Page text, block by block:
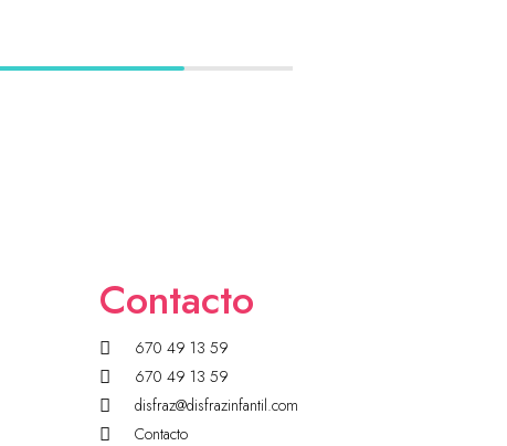
Contacto
670 49 13 59
670 49 13 59
disfraz@disfrazinfantil.com
Contacto